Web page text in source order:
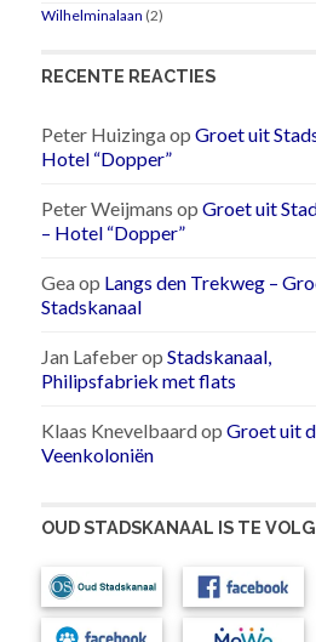
Wilhelminalaan (2)
RECENTE REACTIES
Peter Huizingaop Groet uit
Hotel “Dopper”
Peter Weijmans op Groet uit
– Hotel “Dopper”
Geaop Langs den Trekweg –
Stadskanaal
Jan Lafeberop Stadskanaal,
Philipsfabriek met flats
Klaas Knevelbaardop Groet uit
Veenkoloniën
OUD STADSKANAAL IS TE